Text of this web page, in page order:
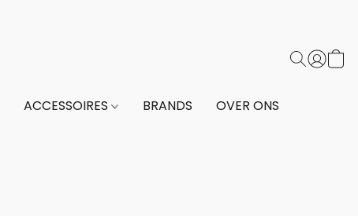
ACCESSOIRES BRANDS OVER ONS